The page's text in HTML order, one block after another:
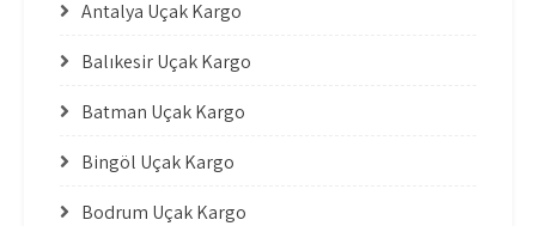
Antalya Uçak Kargo
Balıkesir Uçak Kargo
Batman Uçak Kargo
Bingöl Uçak Kargo
Bodrum Uçak Kargo